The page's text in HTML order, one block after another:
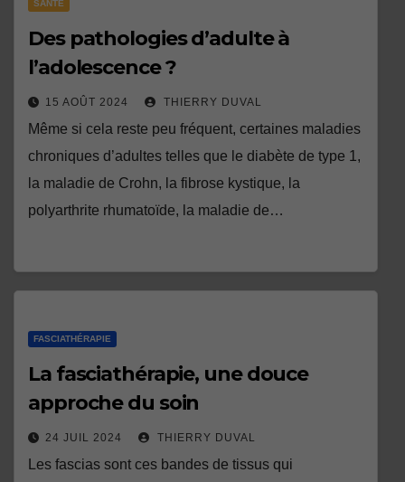
SANTÉ
Des pathologies d’adulte à
l’adolescence ?
15 AOÛT 2024 THIERRY DUVAL
Même si cela reste peu fréquent, certaines maladies
chroniques d’adultes telles que le diabète de type 1,
la maladie de Crohn, la fibrose kystique, la
polyarthrite rhumatoïde, la maladie de…
FASCIATHÉRAPIE
La fasciathérapie, une douce
approche du soin
24 JUIL 2024 THIERRY DUVAL
Les fascias sont ces bandes de tissus qui